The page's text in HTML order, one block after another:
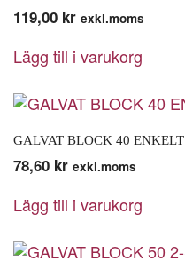
119,00 kr exkl.moms
Lägg till i varukorg
GALVAT BLOCK 40 ENKELT
78,60 kr exkl.moms
Lägg till i varukorg